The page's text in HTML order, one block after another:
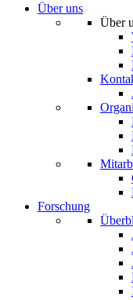
Über uns
Über
Forschung